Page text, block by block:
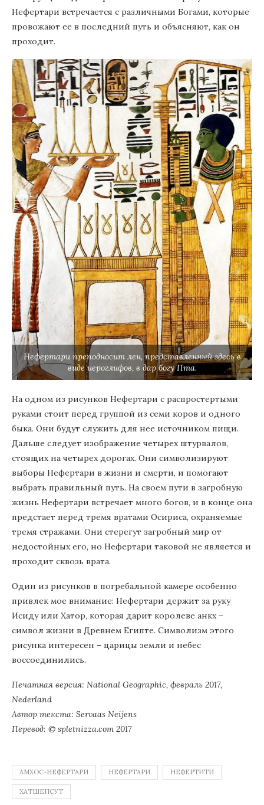
Нефертари встречается с различными Богами, которые
провожают ее в последний путь и объясняют, как он
проходит.
Нефертари преподносит лен, представленный здесь в
виде иероглифов, в дар богу Пта.
На одном из рисунков Нефертари с распростертыми
руками стоит перед группой из семи коров и одного
быка. Они будут служить для нее источником пищи.
Дальше следует изображение четырех штурвалов,
стоящих на четырех дорогах. Они символизируют
выборы Нефертари в жизни и смерти, и помогают
выбрать правильный путь. На своем пути в загробную
жизнь Нефертари встречает много богов, и в конце она
предстает перед тремя вратами Осириса, охраняемые
тремя стражами. Они стерегут загробный мир от
недостойных его, но Нефертари таковой не является и
проходит сквозь врата.
Один из рисунков в погребальной камере особенно
привлек мое внимание: Нефертари держит за руку
Исиду или Хатор, которая дарит королеве анкх –
символ жизни в Древнем Египте. Символизм этого
рисунка интересен – царицы земли и небес
воссоединились.
Печатная версия: National Geographic, февраль 2017,
Nederland
Автор текста: Servaas Neijens
Перевод: © spletnizza.com 2017
АМХОС-НЕФЕРТАРИ НЕФЕРТАРИ НЕФЕРТИТИ
ХАТШЕПСУТ